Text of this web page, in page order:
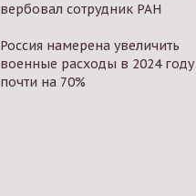
вербовал сотрудник РАН
Россия намерена увеличить
военные расходы в 2024 году
почти на 70%